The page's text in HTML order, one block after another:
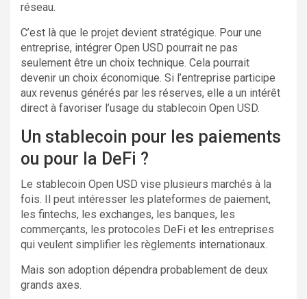
réseau.
C’est là que le projet devient stratégique. Pour une
entreprise, intégrer Open USD pourrait ne pas
seulement être un choix technique. Cela pourrait
devenir un choix économique. Si l’entreprise participe
aux revenus générés par les réserves, elle a un intérêt
direct à favoriser l’usage du stablecoin Open USD.
Un stablecoin pour les paiements
ou pour la DeFi ?
Le stablecoin Open USD vise plusieurs marchés à la
fois. Il peut intéresser les plateformes de paiement,
les fintechs, les exchanges, les banques, les
commerçants, les protocoles DeFi et les entreprises
qui veulent simplifier les règlements internationaux.
Mais son adoption dépendra probablement de deux
grands axes.